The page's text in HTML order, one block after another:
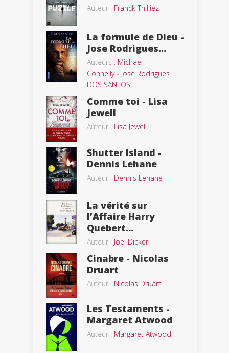
Auteur : Franck Thilliez
La formule de Dieu -
Jose Rodrigues...
Auteurs : Michael
Connelly- José Rodrigues
DOS SANTOS
Comme toi - Lisa
Jewell
Auteur : Lisa Jewell
Shutter Island -
Dennis Lehane
Auteur : Dennis Lehane
La vérité sur
l’Affaire Harry
Quebert...
Auteur : Joël Dicker
Cinabre - Nicolas
Druart
Auteur : Nicolas Druart
Les Testaments -
Margaret Atwood
Auteur : Margaret Atwood